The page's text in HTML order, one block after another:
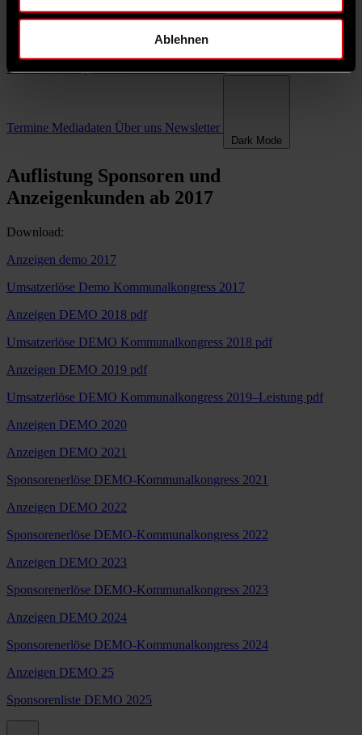
Ablehnen
Kommunalkongress
Termine Mediadaten Über uns Newsletter
Dark Mode
Auflistung Sponsoren und
Anzeigenkunden ab 2017
Download:
Anzeigen demo 2017
Umsatzerlöse Demo Kommunalkongress 2017
Anzeigen DEMO 2018 pdf
Umsatzerlöse DEMO Kommunalkongress 2018 pdf
Anzeigen DEMO 2019 pdf
Umsatzerlöse DEMO Kommunalkongress 2019–Leistung pdf
Anzeigen DEMO 2020
Anzeigen DEMO 2021
Sponsorenerlöse DEMO-Kommunalkongress 2021
Anzeigen DEMO 2022
Sponsorenerlöse DEMO-Kommunalkongress 2022
Anzeigen DEMO 2023
Sponsorenerlöse DEMO-Kommunalkongress 2023
Anzeigen DEMO 2024
Sponsorenerlöse DEMO-Kommunalkongress 2024
Anzeigen DEMO 25
Sponsorenliste DEMO 2025